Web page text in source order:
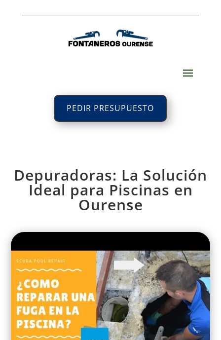
PEDIR PRESUPUESTO
Depuradoras: La Solución
Ideal para Piscinas en
Ourense